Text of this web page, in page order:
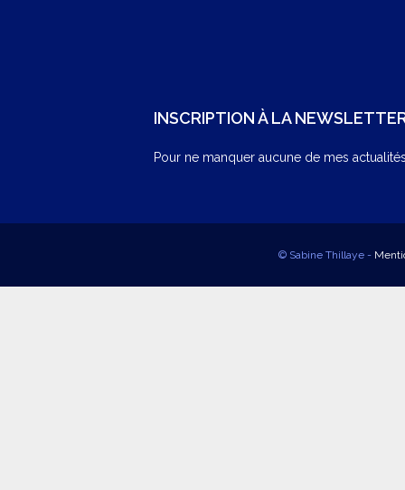
INSCRIPTION À LA
Pour ne manquer aucune de mes
© Sabine Thillaye -